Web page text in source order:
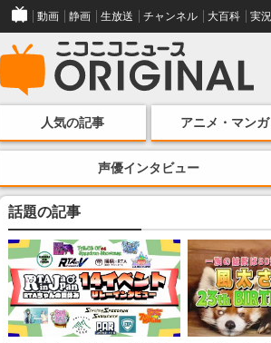
動画 静画 生放送 チャンネル 大百科 実況
人気の記事 アニメ・マンガ
声優インタビュー
話題の記事